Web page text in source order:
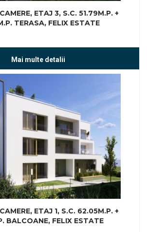
ETAJ 3, S.C. 51.79M.P. +
TERASA, FELIX ESTATE
Mai multe detalii
ETAJ 1, S.C. 62.05M.P. +
BALCOANE, FELIX ESTATE